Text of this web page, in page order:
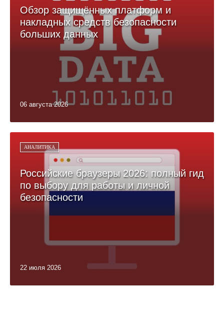
Обзор защищённых платформ и
накладных средств безопасности
больших данных
06 августа 2026
АНАЛИТИКА
Российские браузеры 2026: полный гид
по выбору для работы и личной
безопасности
22 июля 2026